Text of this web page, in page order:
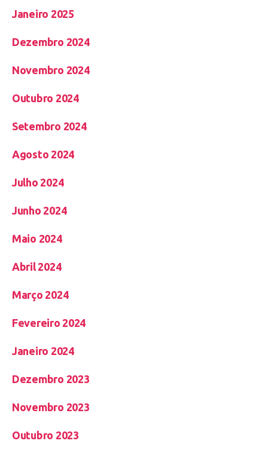
Janeiro 2025
Dezembro 2024
Novembro 2024
Outubro 2024
Setembro 2024
Agosto 2024
Julho 2024
Junho 2024
Maio 2024
Abril 2024
Março 2024
Fevereiro 2024
Janeiro 2024
Dezembro 2023
Novembro 2023
Outubro 2023